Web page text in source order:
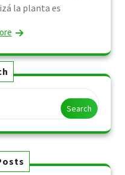
la planta es
Search